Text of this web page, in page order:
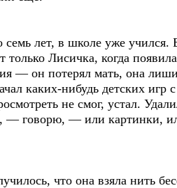
лет, в школе уже учился.
Лисичка, когда
— он потерял мать, она
каких-нибудь детских игр
не смог, устал.
— говорю, — или картинки,
что она взяла нить